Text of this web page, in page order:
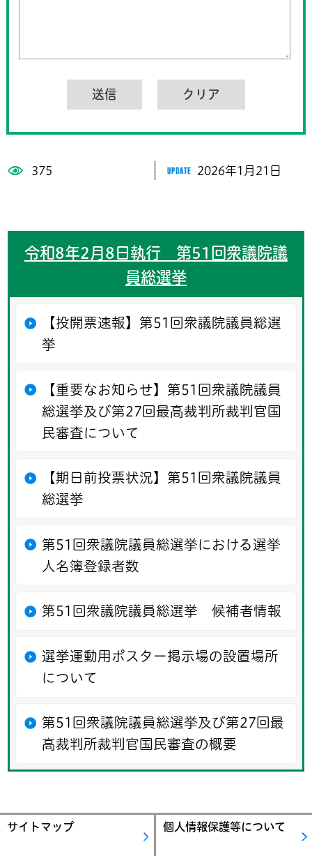
375 2026年1月21日
令和8年2月8日執行 第51回衆議院議
員総選挙
【投開票速報】第51回衆議院議員総選
挙
【重要なお知らせ】第51回衆議院議員
総選挙及び第27回最高裁判所裁判官国
民審査について
【期日前投票状況】第51回衆議院議員
総選挙
第51回衆議院議員総選挙における選挙
人名簿登録者数
第51回衆議院議員総選挙 候補者情報
選挙運動用ポスター掲示場の設置場所
について
第51回衆議院議員総選挙及び第27回最
高裁判所裁判官国民審査の概要
サイトマップ 個人情報保護等について